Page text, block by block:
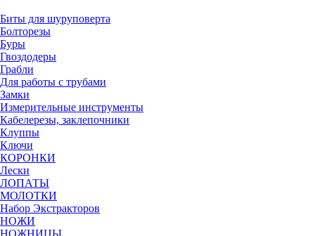
Биты для шуруповерта
Болторезы
Буры
Гвоздодеры
Грабли
Для работы с трубами
Замки
Измерительные инструменты
Кабелерезы, заклепочники
Клуппы
Ключи
КОРОНКИ
Лески
ЛОПАТЫ
МОЛОТКИ
Набор Экстракторов
НОЖИ
НОЖНИЦЫ